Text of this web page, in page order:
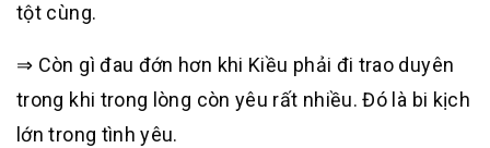
tột cùng.
⇒ Còn gì đau đớn hơn khi Kiều phải đi trao duyên
trong khi trong lòng còn yêu rất nhiều. Đó là bi kịch
lớn trong tình yêu.